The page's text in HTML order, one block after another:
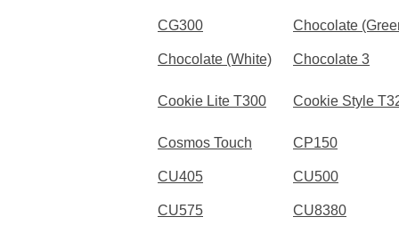
CG300 Chocolate
Chocolate (White) Chocolate 3
Cookie Lite T300 Cookie Style
Cosmos Touch CP150
CU405 CU500
CU575 CU8380